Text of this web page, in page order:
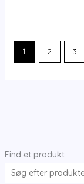
Find et produkt
1 2 3